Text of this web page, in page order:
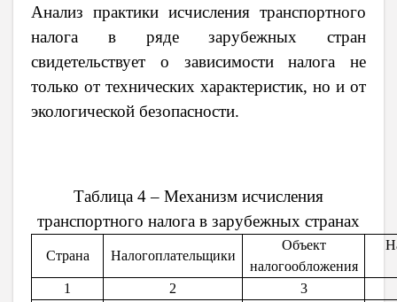
Анализ практики исчисления транспортного
налога в ряде зарубежных стран
свидетельствует о зависимости налога не
только от технических характеристик, но и от
экологической безопасности.
Таблица 4 – Механизм исчисления
транспортного налога в зарубежных странах
Страна Налогоплательщики
Объект
налогообложения
1 2 3